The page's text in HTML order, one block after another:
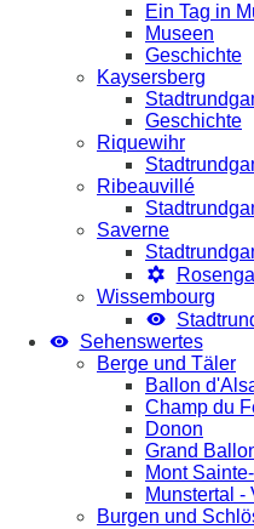
Ein Tag in
Museen
Geschichte
Kaysersberg
Geschichte
Riquewihr
Ribeauvillé
Saverne
Wissembourg
Sehenswertes
Berge und Täler
Ballon
Champ du
Donon
Grand
Mont
Munstertal -
Burgen und